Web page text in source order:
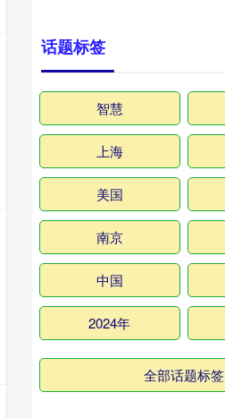
话题标签
智慧
上海
美国
南京
中国
2024年
全部话题标签